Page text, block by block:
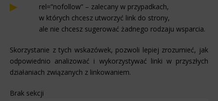
rel=”nofollow” – zalecany w przypadkach,
w których chcesz utworzyć link do strony,
ale nie chcesz sugerować żadnego rodzaju wsparcia.
Skorzystanie z tych wskazówek, pozwoli lepiej zrozumieć, jak
odpowiednio analizować i wykorzystywać linki w przyszłych
działaniach związanych z linkowaniem.
Brak sekcji